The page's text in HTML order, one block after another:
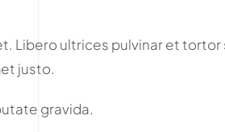
Libero ultrices pulvinar et tortor
justo.
gravida.